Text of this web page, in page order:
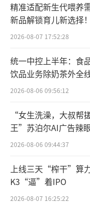
国际半导体
显示，预计2024
比增长3.4%至
074亿美元，创下
025年将呈现更
17%至1280亿美元
精准适配新生代喂养
新品解锁育儿新选择！
2026-08-07 17:52:28
统一中控上半年：食
饮品业务除奶茶外全
2026-08-06 09:56:12
“女生洗澡，大叔
王”苏泊尔AI广告辣
2026-08-06 09:44:37
上线三天“榨干”算
K3“逼”着IPO
2026-08-07 16:25:22